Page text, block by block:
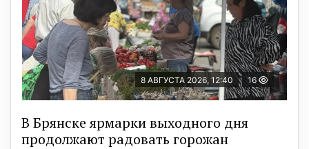
8 АВГУСТА 2026, 12:40 16
В Брянске ярмарки выходного дня
продолжают радовать горожан